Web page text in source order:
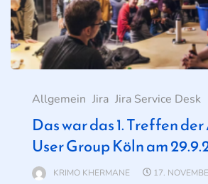
Allgemein Jira Jira Service Desk
Das war das 1. Treffen
User Group Köln am
KRIMO KHERMANE 17.